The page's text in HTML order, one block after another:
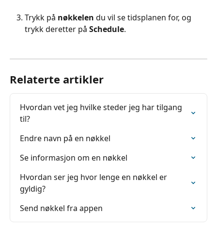
Trykk på nøkkelen du vil se tidsplanen for, og
trykk deretter på Schedule.
Relaterte artikler
Hvordan vet jeg hvilke steder jeg har tilgang
til?
Endre navn på en nøkkel
Se informasjon om en nøkkel
Hvordan ser jeg hvor lenge en nøkkel er
gyldig?
Send nøkkel fra appen